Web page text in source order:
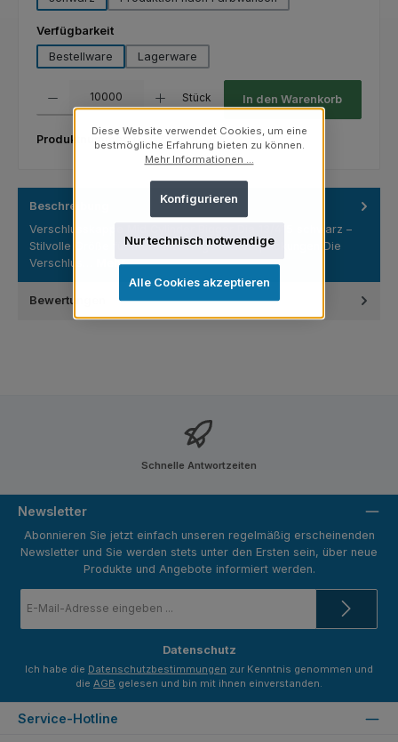
Verfügbarkeitauswählen
Bestellware
Lagerware
Stück In den Warenkorb
Produktnummer: 03.02.13-1003B.4
Beschreibung
Verschlusskappe Mid Cylinder Bigger Dia 13/415 schwarz –
Stilvolle Größe für markante Nagellackverpackungen Die
Verschlus…
Mehr
Bewertungen
Schnelle Antwortzeiten
Newsletter
Abonnieren Sie jetzt einfach unseren regelmäßig erscheinenden
Newsletter und Sie werden stets unter den Ersten sein, über neue
Produkte und Angebote informiert werden.
Mail-
Datenschutz
Ich habe die Datenschutzbestimmungen zur Kenntnis genommen und
die AGB gelesen und bin mit ihnen einverstanden.
Service-Hotline
Diese Website verwendet Cookies, um eine
bestmögliche Erfahrung bieten zu können.
Mehr Informationen ...
Nur technisch notwendige
Konfigurieren
Alle Cookies akzeptieren